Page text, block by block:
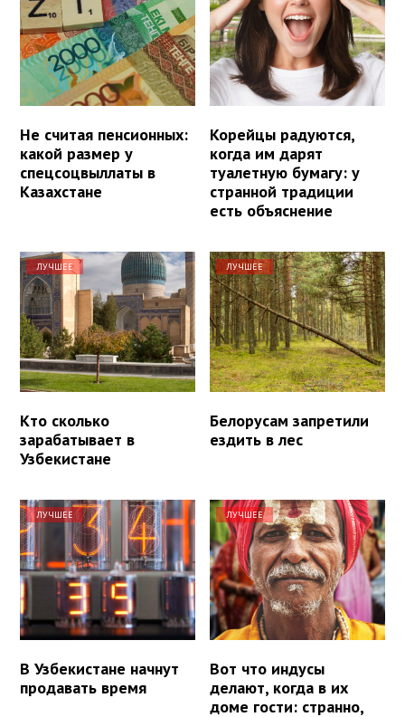
Не считая пенсионных:
какой размер у
спецсоцвыллаты в
Казахстане
Корейцы радуются,
когда им дарят
туалетную бумагу: у
странной традиции
есть объяснение
ЛУЧШЕЕ
Кто сколько
зарабатывает в
Узбекистане
ЛУЧШЕЕ
Белорусам запретили
ездить в лес
ЛУЧШЕЕ
В Узбекистане начнут
продавать время
ЛУЧШЕЕ
Вот что индусы
делают, когда в их
доме гости: странно,